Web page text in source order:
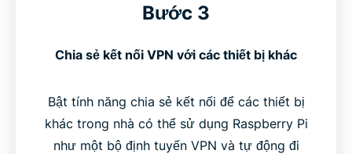
Bước 3
Chia sẻ kết nối VPN với các thiết bị khác
Bật tính năng chia sẻ kết nối để các thiết bị
khác trong nhà có thể sử dụng Raspberry Pi
như một bộ định tuyến VPN và tự động đi